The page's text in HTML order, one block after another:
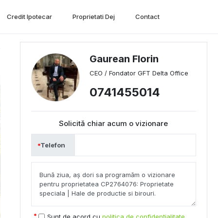
Credit Ipotecar Proprietati Dej Contact
Gaurean Florin
CEO / Fondator GFT Delta Office
0741455014
Solicită chiar acum o vizionare
Telefon